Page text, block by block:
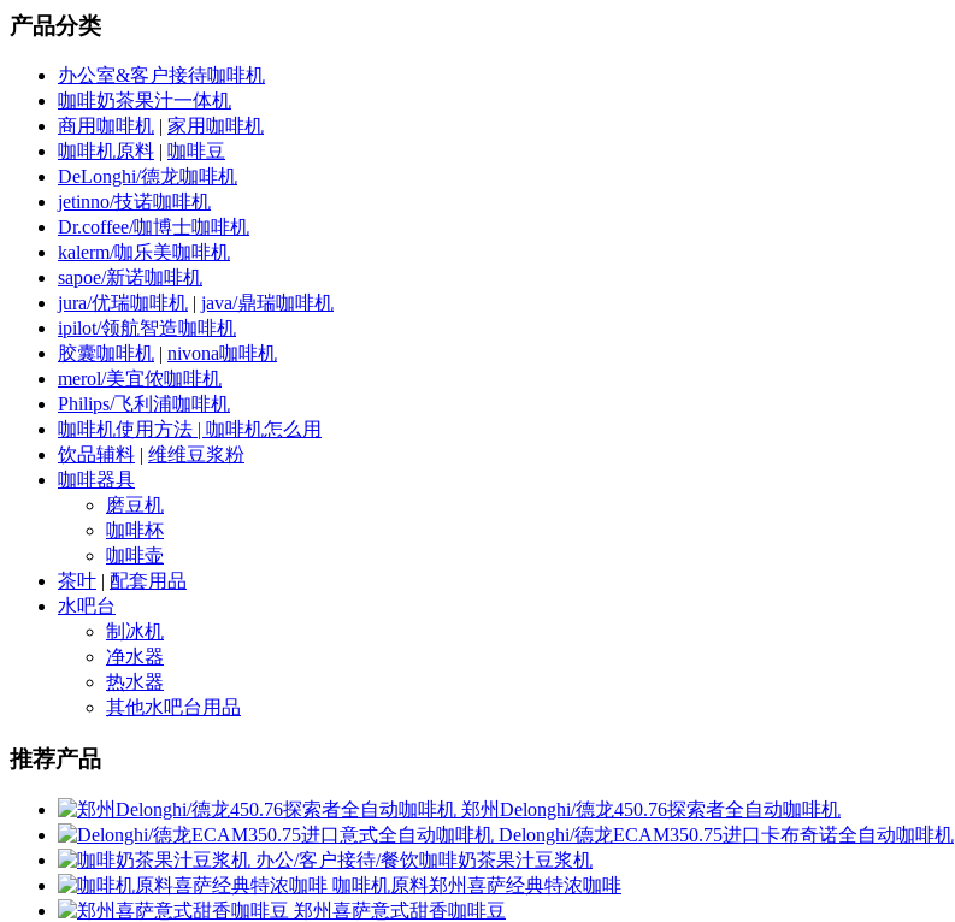
产品分类
办公室&客户接待咖啡机
咖啡奶茶果汁一体机
商用咖啡机 | 家用咖啡机
咖啡机原料 | 咖啡豆
DeLonghi/德龙咖啡机
jetinno/技诺咖啡机
Dr.coffee/咖博士咖啡机
kalerm/咖乐美咖啡机
sapoe/新诺咖啡机
jura/优瑞咖啡机 | java/鼎瑞咖啡机
ipilot/领航智造咖啡机
胶囊咖啡机 | nivona咖啡机
merol/美宜侬咖啡机
Philips/飞利浦咖啡机
咖啡机使用方法 | 咖啡机怎么用
饮品辅料 | 维维豆浆粉
咖啡器具
磨豆机
咖啡杯
咖啡壶
茶叶 | 配套用品
水吧台
制冰机
净水器
热水器
其他水吧台用品
推荐产品
郑州Delonghi/德龙450.76探索者全自动咖啡机
Delonghi/德龙ECAM350.75进口卡布奇诺全自动咖啡机
办公/客户接待/餐饮咖啡奶茶果汁豆浆机
咖啡机原料郑州喜萨经典特浓咖啡
郑州喜萨意式甜香咖啡豆